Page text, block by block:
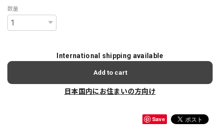
数量
International shipping available
Add to cart
日本国内にお住まいの方向け
Save